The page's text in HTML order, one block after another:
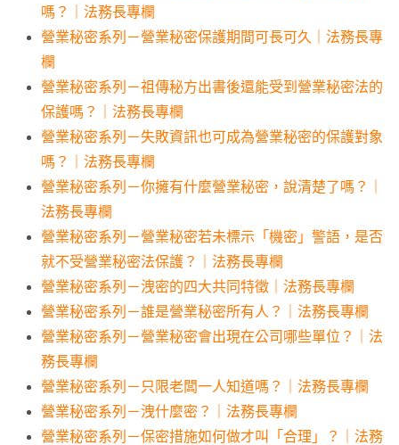
嗎？｜法務長專欄
營業秘密系列－營業秘密保護期間可長可久｜法務長專
欄
營業秘密系列－祖傳秘方出書後還能受到營業秘密法的
保護嗎？｜法務長專欄
營業秘密系列－失敗資訊也可成為營業秘密的保護對象
嗎？｜法務長專欄
營業秘密系列－你擁有什麼營業秘密，說清楚了嗎？｜
法務長專欄
營業秘密系列－營業秘密若未標示「機密」警語，是否
就不受營業秘密法保護？｜法務長專欄
營業秘密系列－洩密的四大共同特徵｜法務長專欄
營業秘密系列－誰是營業秘密所有人？｜法務長專欄
營業秘密系列－營業秘密會出現在公司哪些單位？｜法
務長專欄
營業秘密系列－只限老闆一人知道嗎？｜法務長專欄
營業秘密系列－洩什麼密？｜法務長專欄
營業秘密系列－保密措施如何做才叫「合理」？｜法務